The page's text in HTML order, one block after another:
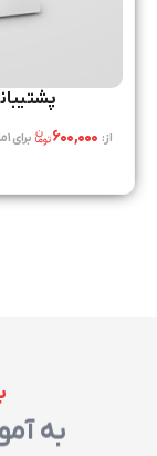
از: ۶۰۰,۰۰۰ برای ۱ ماه
به